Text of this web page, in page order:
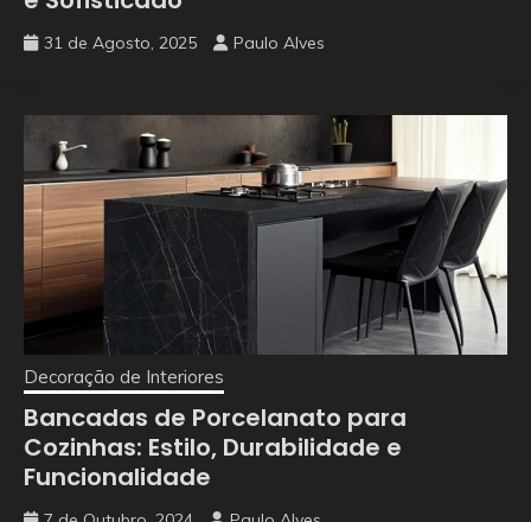
31 de Agosto, 2025 Paulo Alves
Decoração de Interiores
Bancadas de Porcelanato para
Cozinhas: Estilo, Durabilidade e
Funcionalidade